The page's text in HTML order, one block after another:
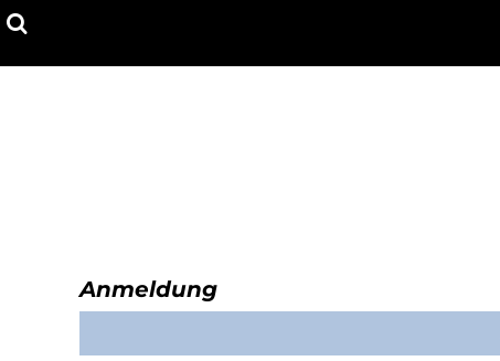
Anmeldung
HOODIES